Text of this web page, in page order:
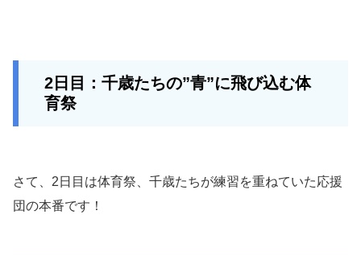
2日目：千歳たちの”青”に飛び込む体
育祭
さて、2日目は体育祭、千歳たちが練習を重ねていた応援
団の本番です！